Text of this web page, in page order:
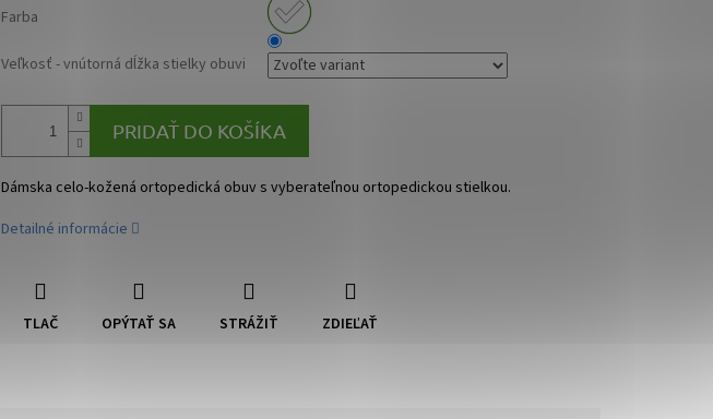
Farba
Veľkosť - vnútorná dĺžka stielky obuvi
PRIDAŤ DO KOŠÍKA
Dámska celo-kožená ortopedická obuv s vyberateľnou ortopedickou stielkou.
Detailné informácie
TLAČ OPÝTAŤ SA STRÁŽIŤ ZDIEĽAŤ